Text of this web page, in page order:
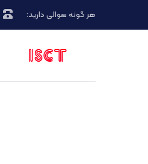
هر گونه سوالی دارید: